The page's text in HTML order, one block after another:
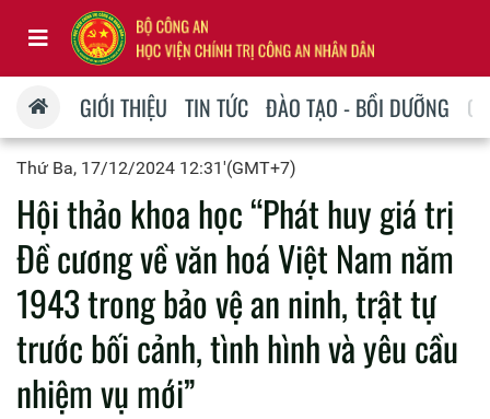
GIỚI THIỆU TIN TỨC ĐÀO TẠO - BỒI DƯỠNG
Thứ Ba, 17/12/2024 12:31'(GMT+7)
Hội thảo khoa học “Phát huy giá trị
Đề cương về văn hoá Việt Nam năm
1943 trong bảo vệ an ninh, trật tự
trước bối cảnh, tình hình và yêu cầu
nhiệm vụ mới”